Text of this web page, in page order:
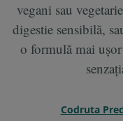
vegani sau
digestie sensibilă,
o formulă mai
Codruta